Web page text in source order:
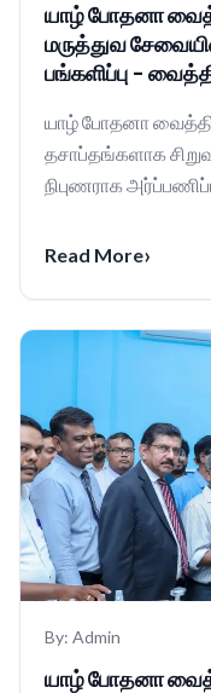
யாழ் போதனா
மருத்துவ
பங்களிப்பு –
யாழ் போதனா
தசாப்தங்களாக
நிபுணராக
Read More›
By: Admin
யாழ் போதனா